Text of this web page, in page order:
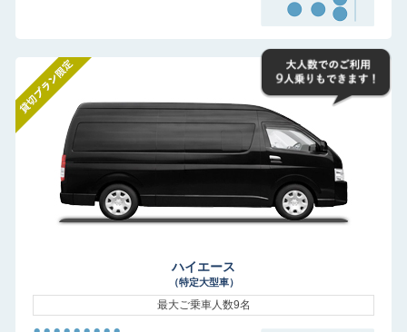
ハイエース
（特定大型車）
最大ご乗車人数9名